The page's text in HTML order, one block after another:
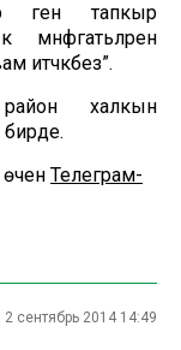
генә тапкыр
итәчәкбез”.
халкын
Телеграм-
2 сентябрь 2014 14:49